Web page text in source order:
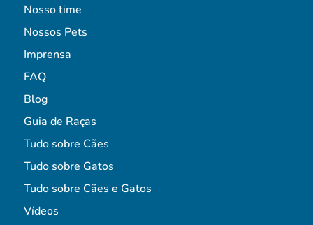
Nosso time
Nossos Pets
Imprensa
FAQ
Blog
Guia de Raças
Tudo sobre Cães
Tudo sobre Gatos
Tudo sobre Cães e Gatos
Vídeos